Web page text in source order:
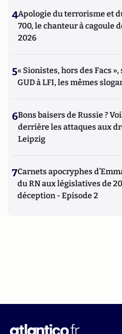
4Apologie du terrorisme et
700, le chanteur à cagoule
2026
5« Sionistes, hors des Facs
GUD à LFI, les mêmes
6Bons baisers de Russie ?
derrière les attaques aux
Leipzig
7Carnets apocryphes
du RN aux législatives de
déception - Episode 2